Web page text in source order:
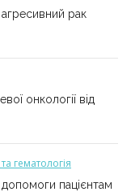
рак
онкології від
гематологія
пацієнтам